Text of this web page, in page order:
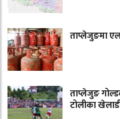
ताप्लेजुङमा
ताप्लेजुङ
टोलीका